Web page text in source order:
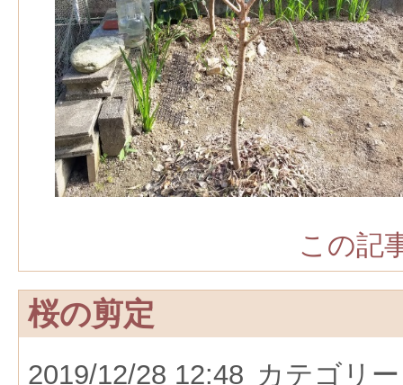
この記
桜の剪定
2019/12/28 12:48 カテゴリ